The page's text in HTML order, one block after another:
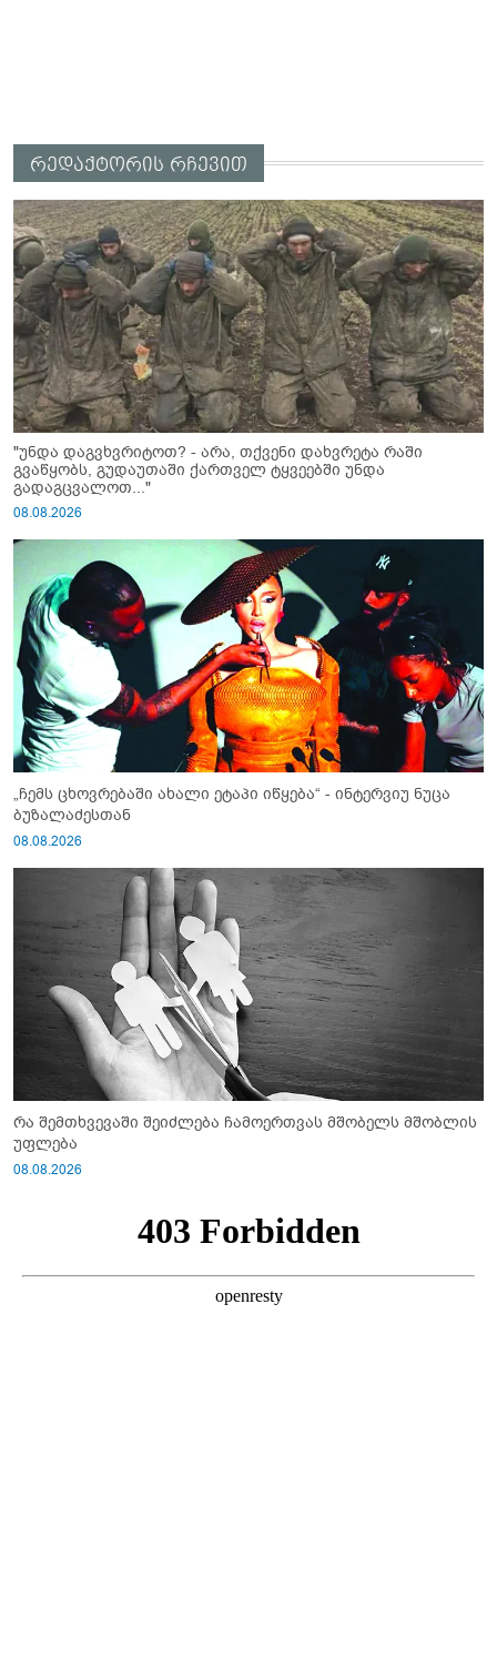
რედაქტორის რჩევით
"უნდა დაგვხვრიტოთ? - არა, თქვენი დახვრეტა რაში
გვაწყობს, გუდაუთაში ქართველ ტყვეებში უნდა
გადაგცვალოთ..."
08.08.2026
„ჩემს ცხოვრებაში ახალი ეტაპი იწყება“ - ინტერვიუ ნუცა
ბუზალაძესთან
08.08.2026
რა შემთხვევაში შეიძლება ჩამოერთვას მშობელს მშობლის
უფლება
08.08.2026